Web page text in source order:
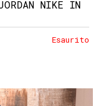
NIKE IN
Esaurito